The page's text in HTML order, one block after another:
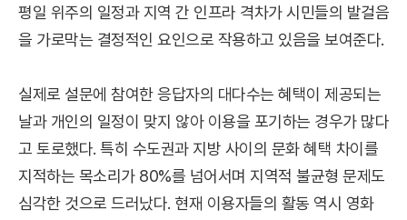
평일 위주의 일정과 지역 간 인프라 격차가 시민들의 발걸음
을 가로막는 결정적인 요인으로 작용하고 있음을 보여준다.
실제로 설문에 참여한 응답자의 대다수는 혜택이 제공되는
날과 개인의 일정이 맞지 않아 이용을 포기하는 경우가 많다
고 토로했다. 특히 수도권과 지방 사이의 문화 혜택 차이를
지적하는 목소리가 80%를 넘어서며 지역적 불균형 문제도
심각한 것으로 드러났다. 현재 이용자들의 활동 역시 영화